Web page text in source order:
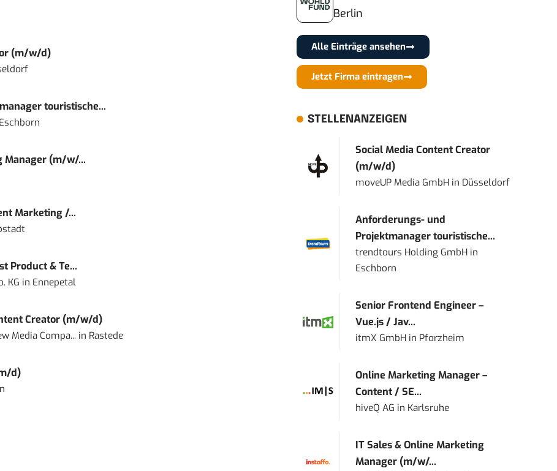
(m/w/d)
touristische...
Eschborn
Manager (m/w/...
Marketing /...
Product & Te...
KG in Ennepetal
Creator (m/w/d)
Media Compa...in Rastede
d)
Berlin
Alle Einträge ansehen
Jetzt Firma eintragen
STELLENANZEIGEN
Social Media Content Creator
(m/w/d)
moveUP Media GmbH in Düsseldorf
Anforderungs- und
Projektmanager touristische...
trendtours Holding GmbH in
Eschborn
Senior Frontend Engineer –
Vue.js / Jav...
itmX GmbH in Pforzheim
Online Marketing Manager –
Content / SE...
hiveQ AG in Karlsruhe
IT Sales & Online Marketing
Manager (m/w/...